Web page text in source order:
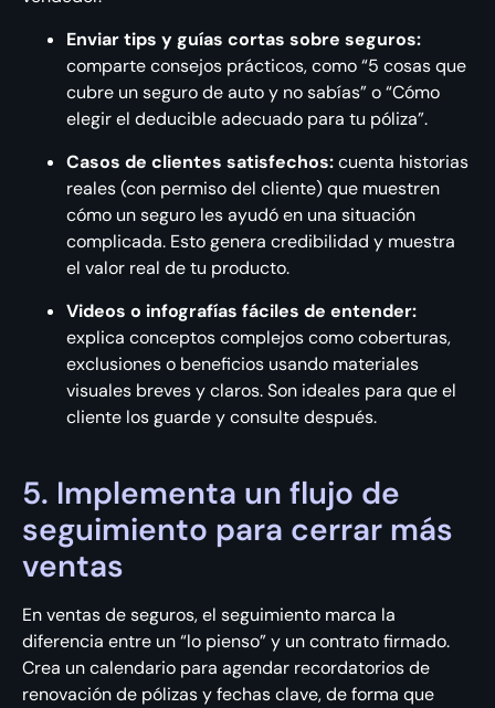
Enviar tips y guías cortas sobre seguros:
comparte consejos prácticos, como “5 cosas que
cubre un seguro de auto y no sabías” o “Cómo
elegir el deducible adecuado para tu póliza”.
Casos de clientes satisfechos:cuenta historias
reales (con permiso del cliente) que muestren
cómo un seguro les ayudó en una situación
complicada. Esto genera credibilidad y muestra
el valor real de tu producto.
Videos o infografías fáciles de entender:
explica conceptos complejos como coberturas,
exclusiones o beneficios usando materiales
visuales breves y claros. Son ideales para que el
cliente los guarde y consulte después.
5. Implementa un flujo de
seguimiento para cerrar más
ventas
En ventas de seguros, el seguimiento marca la
diferencia entre un “lo pienso” y un contrato firmado.
Crea un calendario para agendar recordatorios de
renovación de pólizas y fechas clave, de forma que